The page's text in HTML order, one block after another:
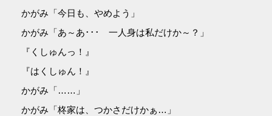
かがみ「今日も、やめよう」
かがみ「あ～あ･･･ 一人身は私だけか～？」
『くしゅんっ！』
『はくしゅん！』
かがみ「……」
かがみ「柊家は、つかさだけかぁ…」